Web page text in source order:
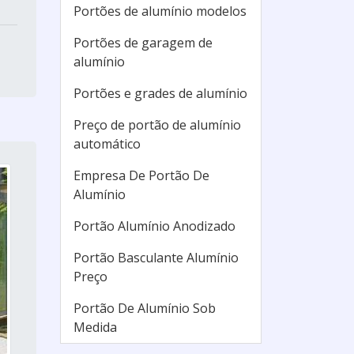
Portões de alumínio modelos
Portões de garagem de
alumínio
Portões e grades de alumínio
Preço de portão de alumínio
automático
Empresa De Portão De
Alumínio
Portão Alumínio Anodizado
Portão Basculante Alumínio
Preço
Portão De Alumínio Sob
Medida